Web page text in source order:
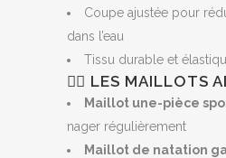
Coupe ajustée pour
dans l’eau
Tissu durable et
🏊‍♀️ LES MAILLOTS
Maillot une-pièce
nager régulièrement
Maillot de natation